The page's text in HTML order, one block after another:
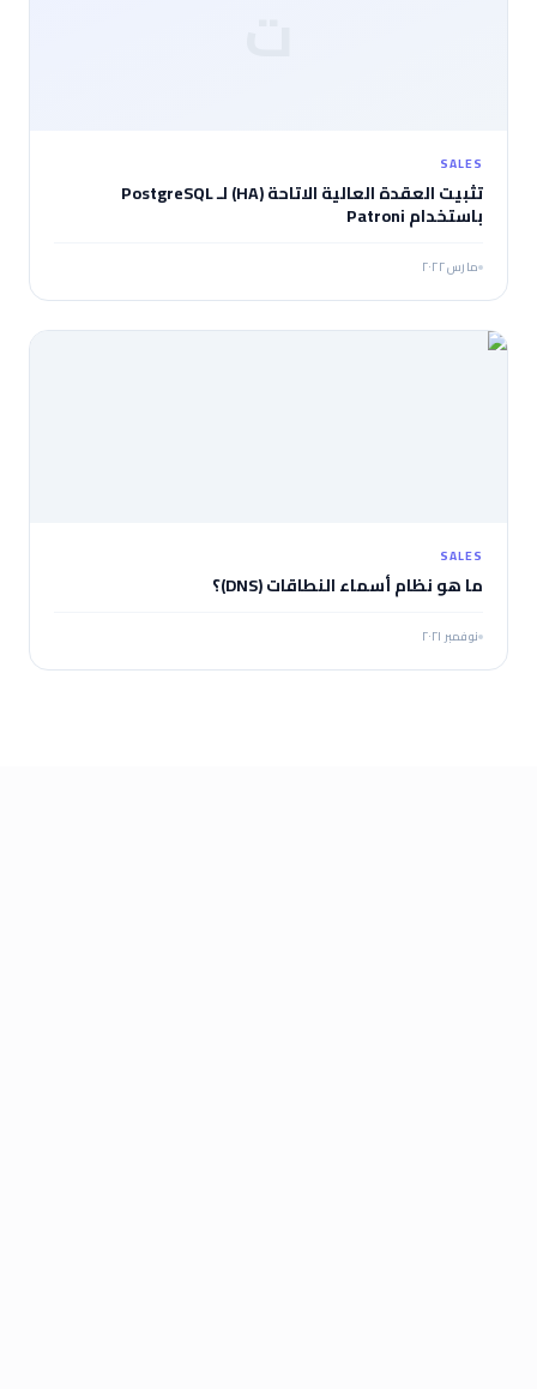
SALES
تثبيت العقدة العالية الاتاحة (HA) لـ PostgreSQL
باستخدام Patroni
مارس ٢٠٢٢
SALES
ما هو نظام أسماء النطاقات (DNS)؟
نوفمبر ٢٠٢١